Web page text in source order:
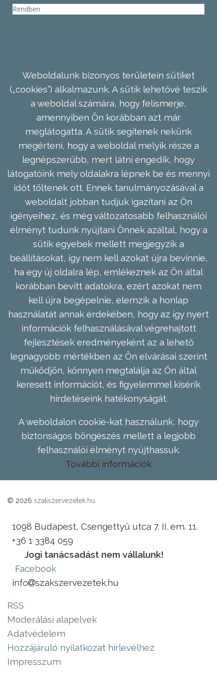
Rendben
Weboldalunk bizonyos területein sütiket
(„cookies”) alkalmazunk. A sütik lehetővé teszik
a weboldal számára, hogy felismerje,
amennyiben Ön korábban azt már
meglátogatta. A sütik segítenek nekünk
megérteni, hogy a weboldal melyik része a
legnépszerűbb, mert látni engedik, hogy
látogatóink mely oldalakra lépnek be és mennyi
időt töltenek ott. Ennek tanulmányozásával a
weboldalt jobban tudjuk igazítani az Ön
igényeihez, és még változatosabb felhasználói
élményt tudunk nyújtani Önnek azáltal, hogy a
sütik egyebek mellett megjegyzik a
beállításokat, így nem kell azokat újra bevinnie,
ha egy új oldalra lép, emlékeznek az Ön által
korábban bevitt adatokra, ezért azokat nem
kell újra begépelnie, elemzik a honlap
használatát annak érdekében, hogy az így nyert
információk felhasználásával végrehajtott
fejlesztések eredményeként az a lehető
legnagyobb mértékben az Ön elvárásai szerint
működjön, könnyen megtalálja az Ön által
keresett információt, és figyelemmel kísérik
hirdetéseink hatékonyságát.
A weboldalon cookie-kat használunk, hogy
biztonságos böngészés mellett a legjobb
felhasználói élményt nyújthassuk.
További információk
© 2026 szakszervezetek.hu
1098 Budapest, Csengettyű utca 7. II. em. 11.
+36 1 3384 059
Jogi tanácsadást nem vállalunk!
Facebook
info
szakszervezetek.hu
RSS
Moderálási alapelvek
Adatvédelem
Hozzájáruló nyilatkozat hírlevélhez
Impresszum